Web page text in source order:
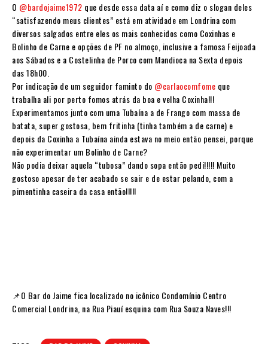
O @bardojaime1972 que desde essa data aí e como diz o slogan deles
“satisfazendo meus clientes” está em atividade em Londrina com
diversos salgados entre eles os mais conhecidos como Coxinhas e
Bolinho de Carne e opções de PF no almoço, inclusive a famosa Feijoada
aos Sábados e a Costelinha de Porco com Mandioca na Sexta depois
das 18h00.
Por indicação de um seguidor faminto do @carlaocomfome que
trabalha ali por perto fomos atrás da boa e velha Coxinha!!!
Experimentamos junto com uma Tubaína a de Frango com massa de
batata, super gostosa, bem fritinha (tinha também a de carne) e
depois da Coxinha a Tubaína ainda estava no meio então pensei, porque
não experimentar um Bolinho de Carne?
Não podia deixar aquela “tubosa” dando sopa então pedi!!!!! Muito
gostoso apesar de ter acabado se sair e de estar pelando, com a
pimentinha caseira da casa então!!!!!
📌O Bar do Jaime fica localizado no icônico Condomínio Centro
Comercial Londrina, na Rua Piauí esquina com Rua Souza Naves!!!